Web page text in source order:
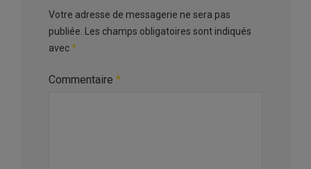
Votre adresse de messagerie ne sera pas
publiée.
Les champs obligatoires sont indiqués
avec*
Commentaire *